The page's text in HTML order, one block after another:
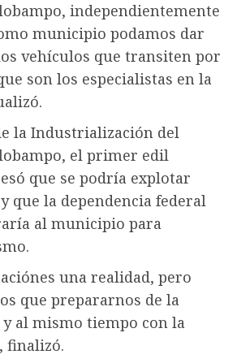
independientemente
municipio podamos dar
vehículos que transiten por
son los especialistas en la
la Industrialización del
el primer edil
que se podría explotar
que la dependencia federal
al municipio para
una realidad, pero
que prepararnos de la
al mismo tiempo con la
finalizó.